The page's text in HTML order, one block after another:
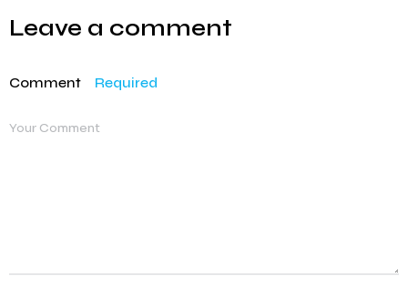
Leave a comment
Comment Required